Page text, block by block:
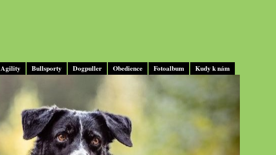
Agility Bullsporty Dogpuller Obedience Fotoalbum Kudy k nám